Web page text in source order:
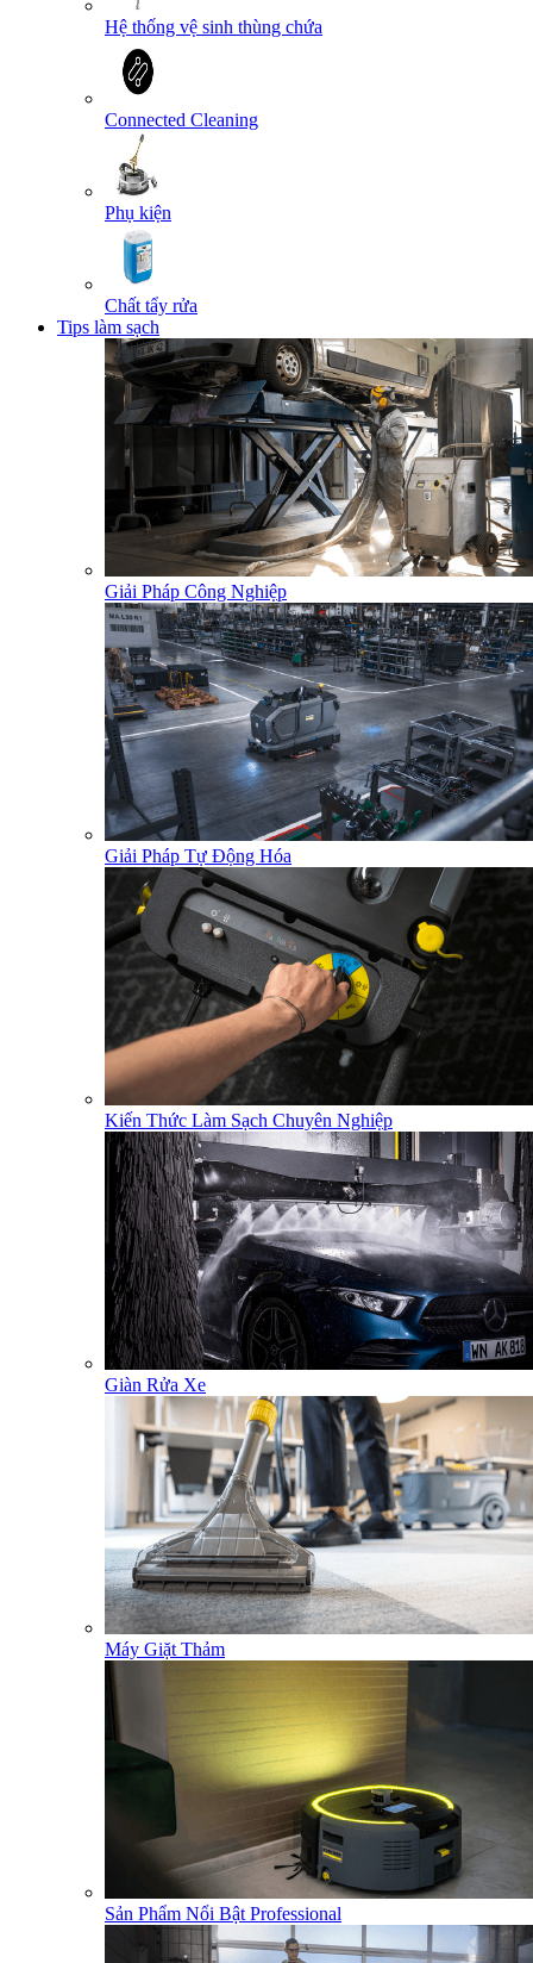
Hệ thống vệ sinh thùng chứa
Connected Cleaning
Phụ kiện
Chất tẩy rửa
Tips làm sạch
Giải Pháp Công Nghiệp
Giải Pháp Tự Động Hóa
Kiến Thức Làm Sạch Chuyên Nghiệp
Giàn Rửa Xe
Máy Giặt Thảm
Sản Phẩm Nổi Bật Professional